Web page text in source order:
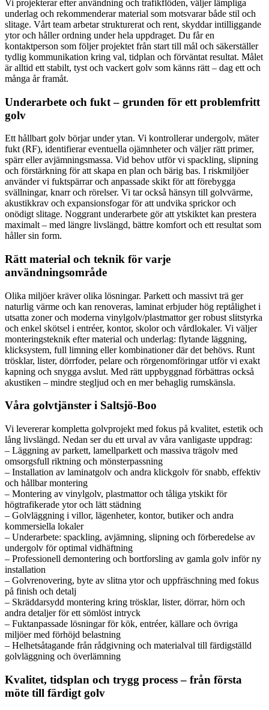
Vi projekterar efter användning och trafikflöden, väljer lämpliga
underlag och rekommenderar material som motsvarar både stil och
slitage. Vårt team arbetar strukturerat och rent, skyddar intilliggande
ytor och håller ordning under hela uppdraget. Du får en
kontaktperson som följer projektet från start till mål och säkerställer
tydlig kommunikation kring val, tidplan och förväntat resultat. Målet
är alltid ett stabilt, tyst och vackert golv som känns rätt – dag ett och
många år framåt.
Underarbete och fukt – grunden för ett problemfritt
golv
Ett hållbart golv börjar under ytan. Vi kontrollerar undergolv, mäter
fukt (RF), identifierar eventuella ojämnheter och väljer rätt primer,
spärr eller avjämningsmassa. Vid behov utför vi spackling, slipning
och förstärkning för att skapa en plan och bärig bas. I riskmiljöer
använder vi fuktspärrar och anpassade skikt för att förebygga
svällningar, knarr och rörelser. Vi tar också hänsyn till golvvärme,
akustikkrav och expansionsfogar för att undvika sprickor och
onödigt slitage. Noggrant underarbete gör att ytskiktet kan prestera
maximalt – med längre livslängd, bättre komfort och ett resultat som
håller sin form.
Rätt material och teknik för varje
användningsområde
Olika miljöer kräver olika lösningar. Parkett och massivt trä ger
naturlig värme och kan renoveras, laminat erbjuder hög reptålighet i
utsatta zoner och moderna vinylgolv/plastmattor ger robust slitstyrka
och enkel skötsel i entréer, kontor, skolor och vårdlokaler. Vi väljer
monteringsteknik efter material och underlag: flytande läggning,
klicksystem, full limning eller kombinationer där det behövs. Runt
trösklar, lister, dörrfoder, pelare och rörgenomföringar utför vi exakt
kapning och snygga avslut. Med rätt uppbyggnad förbättras också
akustiken – mindre stegljud och en mer behaglig rumskänsla.
Våra golvtjänster i Saltsjö-Boo
Vi levererar kompletta golvprojekt med fokus på kvalitet, estetik och
lång livslängd. Nedan ser du ett urval av våra vanligaste uppdrag:
– Läggning av parkett, lamellparkett och massiva trägolv med
omsorgsfull riktning och mönsterpassning
– Installation av laminatgolv och andra klickgolv för snabb, effektiv
och hållbar montering
– Montering av vinylgolv, plastmattor och tåliga ytskikt för
högtrafikerade ytor och lätt städning
– Golvläggning i villor, lägenheter, kontor, butiker och andra
kommersiella lokaler
– Underarbete: spackling, avjämning, slipning och förberedelse av
undergolv för optimal vidhäftning
– Professionell demontering och bortforsling av gamla golv inför ny
installation
– Golvrenovering, byte av slitna ytor och uppfräschning med fokus
på finish och detalj
– Skräddarsydd montering kring trösklar, lister, dörrar, hörn och
andra detaljer för ett sömlöst intryck
– Fuktanpassade lösningar för kök, entréer, källare och övriga
miljöer med förhöjd belastning
– Helhetsåtagande från rådgivning och materialval till färdigställd
golvläggning och överlämning
Kvalitet, tidsplan och trygg process – från första
möte till färdigt golv